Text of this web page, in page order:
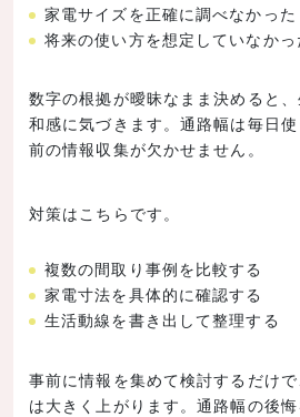
家電サイズを正確に調べなかった
将来の使い方を想定していなかっ
数字の根拠が曖昧なまま決めると
和感に気づきます。通路幅は毎日
前の情報収集が欠かせません。
対策はこちらです。
複数の間取り事例を比較する
家電寸法を具体的に確認する
生活動線を書き出して整理する
事前に情報を集めて検討するだけ
は大きく上がります。通路幅の後